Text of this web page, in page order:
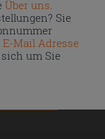
Über uns
Sie
E-Mail Adresse
um Sie